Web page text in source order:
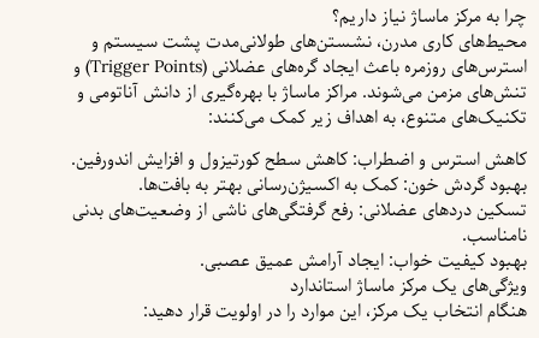
چرا به مرکز ماساژ نیاز داریم؟
محیط‌های کاری مدرن، نشستن‌های طولانی‌مدت پشت سیستم و
استرس‌های روزمره باعث ایجاد گره‌های عضلانی (Trigger Points) و
تنش‌های مزمن می‌شوند. مراکز ماساژ با بهره‌گیری از دانش آناتومی و
تکنیک‌های متنوع، به اهداف زیر کمک می‌کنند:
کاهش استرس و اضطراب: کاهش سطح کورتیزول و افزایش اندورفین.
بهبود گردش خون: کمک به اکسیژن‌رسانی بهتر به بافت‌ها.
تسکین دردهای عضلانی: رفع گرفتگی‌های ناشی از وضعیت‌های بدنی
نامناسب.
بهبود کیفیت خواب: ایجاد آرامش عمیق عصبی.
ویژگی‌های یک مرکز ماساژ استاندارد
هنگام انتخاب یک مرکز، این موارد را در اولویت قرار دهید: